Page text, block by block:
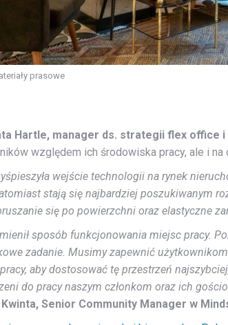
prasowe
Hartle, manager ds. strategii flex office
względem ich środowiska pracy, ale i
wejście technologii na rynek
stają się najbardziej poszukiwanym
się po powierzchni oraz elastyczne
sposób funkcjonowania miejsc pracy.
zadanie. Musimy zapewnić
aby dostosować tę przestrzeń
do pracy naszym członkom oraz ich
Kwinta, Senior Community Manager w